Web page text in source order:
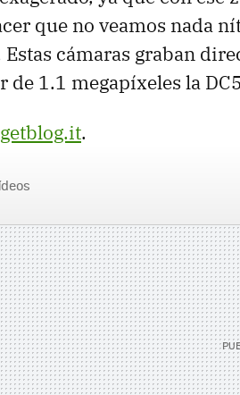
que no veamos nada
Estas cámaras graban
de 1.1 megapíxeles la
.